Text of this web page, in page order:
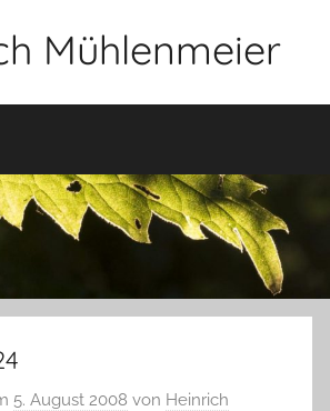
Mühlenmeier
5. August 2008 von Heinrich